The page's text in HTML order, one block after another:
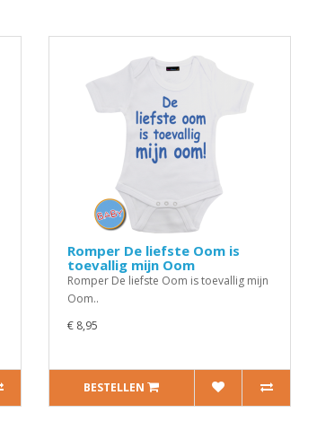
Romper De liefste Oom is
toevallig mijn Oom
Romper De liefste Oom is toevallig mijn
Oom..
€ 8,95
BESTELLEN